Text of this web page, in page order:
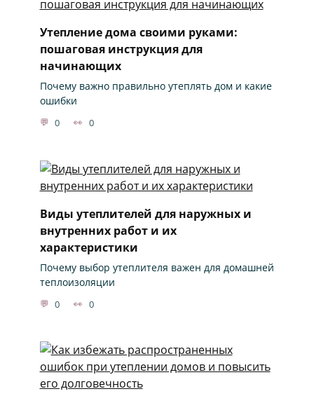
Утепление дома своими руками:
пошаговая инструкция для
начинающих
Почему важно правильно утеплять дом и какие
ошибки
0 0
Виды утеплителей для наружных и
внутренних работ и их
характеристики
Почему выбор утеплителя важен для домашней
теплоизоляции
0 0